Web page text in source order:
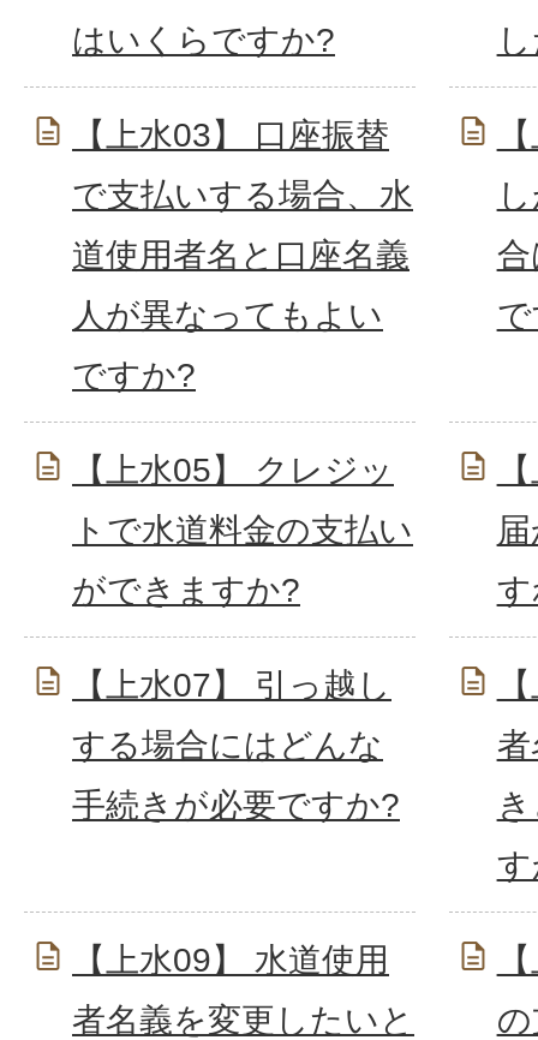
はいくらですか?
【上水03】 口座振替
で支払いする場合、水
道使用者名と口座名義
人が異なってもよい
ですか?
【上水05】 クレジッ
トで水道料金の支払い
ができますか?
【上水07】 引っ越し
する場合にはどんな
手続きが必要ですか?
【上水09】 水道使用
者名義を変更したいと